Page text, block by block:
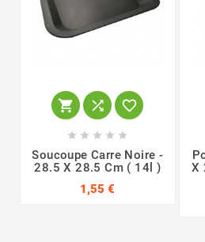
  
    
Soucoupe Carre Noire -
28.5 X 28.5 Cm ( 14l )
1,55 €
X